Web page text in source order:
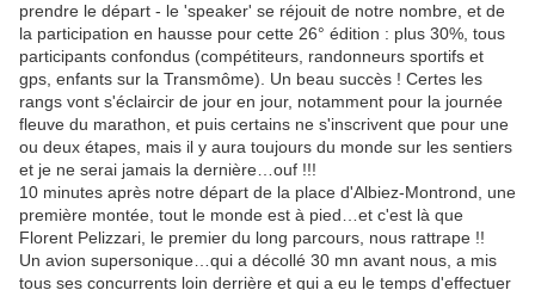
prendre le départ - le 'speaker' se réjouit de notre nombre, et de
la participation en hausse pour cette 26° édition : plus 30%, tous
participants confondus (compétiteurs, randonneurs sportifs et
gps, enfants sur la Transmôme). Un beau succès ! Certes les
rangs vont s'éclaircir de jour en jour, notamment pour la journée
fleuve du marathon, et puis certains ne s'inscrivent que pour une
ou deux étapes, mais il y aura toujours du monde sur les sentiers
et je ne serai jamais la dernière…ouf !!!
10 minutes après notre départ de la place d'Albiez-Montrond, une
première montée, tout le monde est à pied…et c'est là que
Florent Pelizzari, le premier du long parcours, nous rattrape !!
Un avion supersonique…qui a décollé 30 mn avant nous, a mis
tous ses concurrents loin derrière et qui a eu le temps d'effectuer